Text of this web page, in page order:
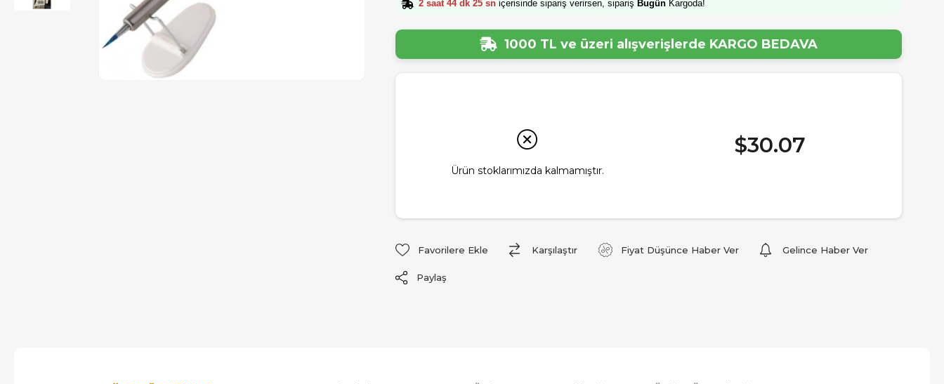
2 saat 44 dk 24 sn içerisinde sipariş verirsen, sipariş Bugün Kargoda!
1000 TL ve üzeri alışverişlerde KARGO BEDAVA
Ürün stoklarımızda kalmamıştır.
$30.07
Favorilere Ekle Karşılaştır Fiyat Düşünce Haber Ver Gelince Haber Ver
Paylaş